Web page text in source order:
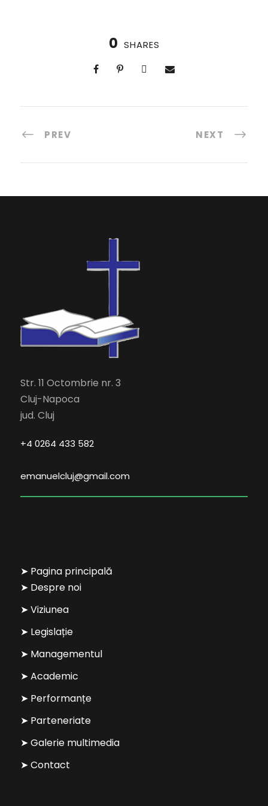
0 SHARES
PREV NEXT
Str. 11 Octombrie nr. 3
Cluj-Napoca
jud. Cluj
+4 0264 433 582
emanuelcluj@gmail.com
➤ Pagina principală
➤ Despre noi
➤ Viziunea
➤ Legislație
➤ Managementul
➤ Academic
➤ Performanțe
➤ Parteneriate
➤ Galerie multimedia
➤ Contact